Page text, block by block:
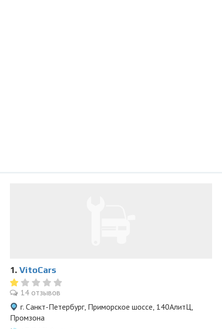
1. VitoCars
14 отзывов
г. Санкт-Петербург, Приморское шоссе, 140АлитЦ,
Промзона